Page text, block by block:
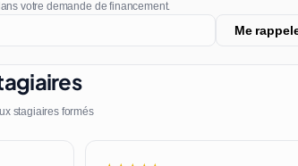
votre demande de financement.
Me
stagiaires formés